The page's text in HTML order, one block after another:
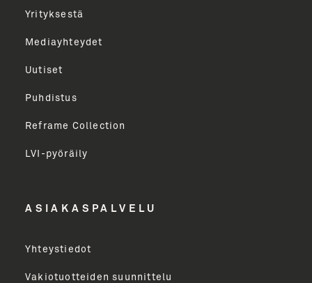
Tarjoamme sinulle parhaat sisällöt, vinkit, uutiset
kertaa vuodessa. Voit perua uutiskirjeen tilauksen
milloin tahansa.
Etunimi
Yritys
Yrityksestä
Mediayhteydet
Uutiset
Puhdistus
Reframe Collection
LVI-pyöräily
ASIAKASPALVELU
Yhteystiedot
Vakiotuotteiden suunnittelu